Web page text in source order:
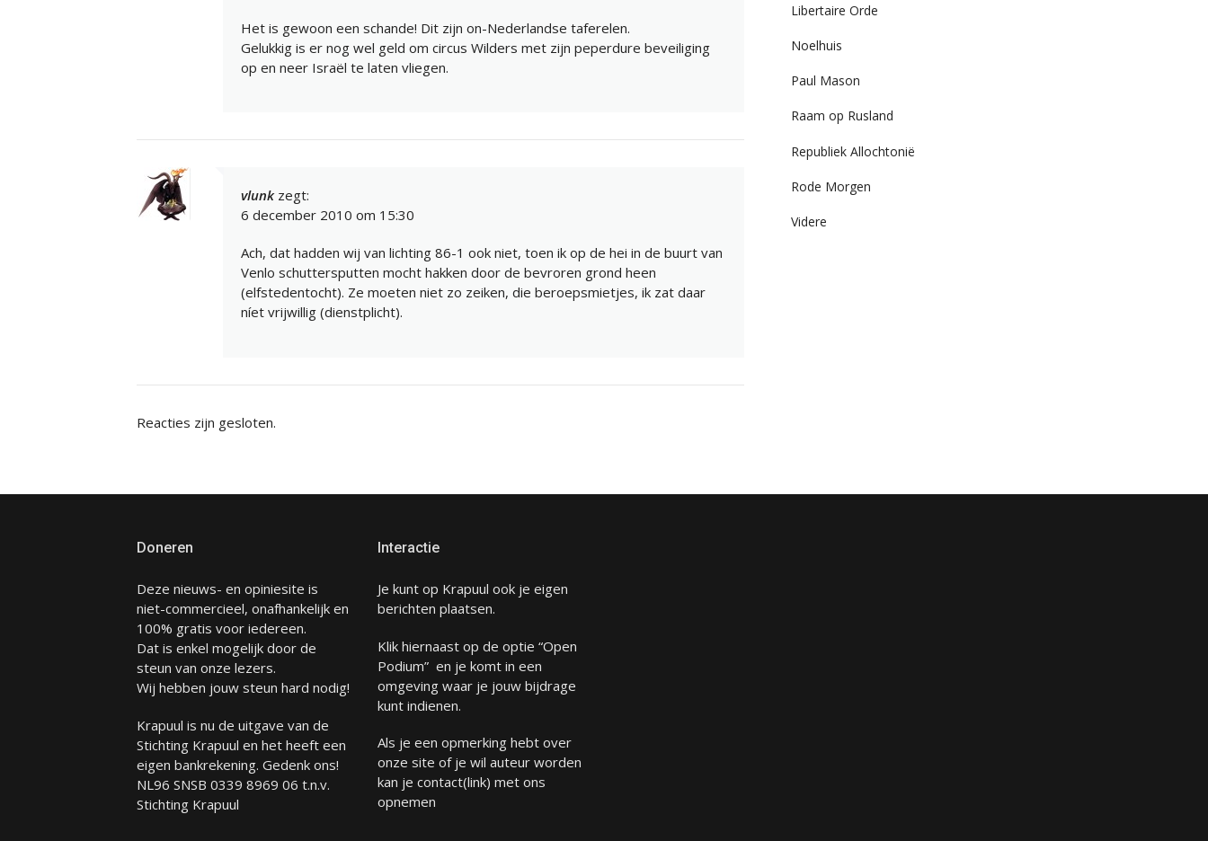
Het is gewoon een schande! Dit zijn on-Nederlandse taferelen.
Gelukkig is er nog wel geld om circus Wilders met zijn peperdure beveiliging
op en neer Israël te laten vliegen.
vlunk zegt:
6 december 2010 om 15:30
Ach, dat hadden wij van lichting 86-1 ook niet, toen ik op de hei in de buurt van
Venlo schuttersputten mocht hakken door de bevroren grond heen
(elfstedentocht). Ze moeten niet zo zeiken, die beroepsmietjes, ik zat daar
níet vrijwillig (dienstplicht).
Reacties zijn gesloten.
Libertaire Orde
Noelhuis
Paul Mason
Raam op Rusland
Republiek Allochtonië
Rode Morgen
Videre
Doneren
Deze nieuws- en opiniesite is
niet-commercieel, onafhankelijk en
100% gratis voor iedereen.
Dat is enkel mogelijk door de
steun van onze lezers.
Wij hebben jouw steun hard nodig!
Krapuul is nu de uitgave van de
Stichting Krapuul en het heeft een
eigen bankrekening. Gedenk ons!
NL96 SNSB 0339 8969 06 t.n.v.
Stichting Krapuul
Interactie
Je kunt op Krapuul ook je eigen
berichten plaatsen.
Klik hiernaast op de optie “Open
Podium” en je komt in een
omgeving waar je jouw bijdrage
kunt indienen.
Als je een opmerking hebt over
onze site of je wil auteur worden
kan je contact(link) met ons
opnemen